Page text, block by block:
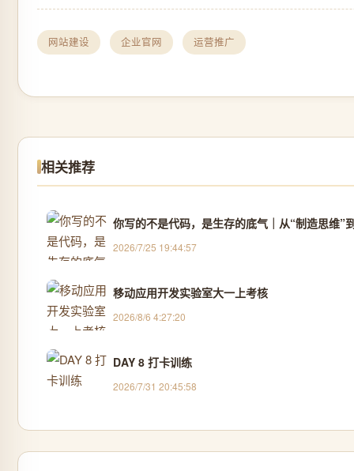
网站建设 企业官网 运营推广
相关推荐
你写的不是代码，是生存的底气｜从“制造思维”
2026/7/25 19:44:57
移动应用开发实验室大一上考核
2026/8/6 4:27:20
DAY 8 打卡训练
2026/7/31 20:45:58